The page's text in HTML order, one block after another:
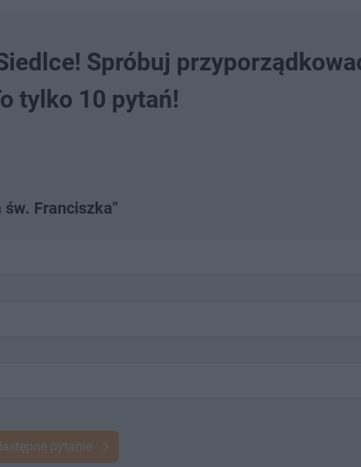
Spróbuj
tylko 10 pytań!
św. Franciszka"
pytanie